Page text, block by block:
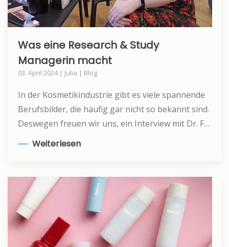
Was eine Research & Study
Managerin macht
03. April 2024 | Julia | Blog
In der Kosmetikindustrie gibt es viele spannende
Berufsbilder, die häufig gar nicht so bekannt sind.
Deswegen freuen wir uns, ein Interview mit Dr. F…
Weiterlesen